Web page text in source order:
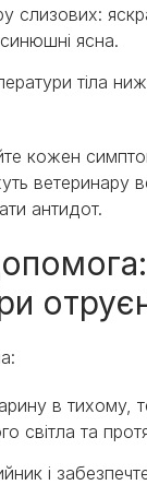
слизових:
синюшні ясна.
тіла
кожен
ветеринару
антидот.
в тихому,
світла та
і